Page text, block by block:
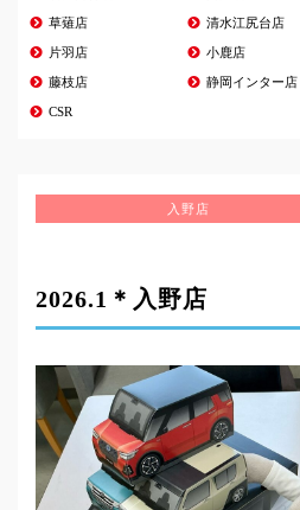
草薙店 清水江尻台店
片羽店 小鹿店
藤枝店 静岡インター店
CSR
入野店
2026.1＊入野店